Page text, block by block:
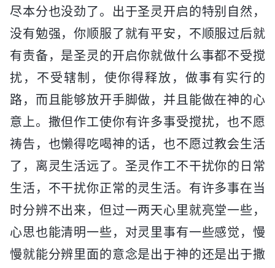
尽本分也没劲了。出于圣灵开启的特别自然，
没有勉强，你顺服了就有平安，不顺服过后就
有责备，是圣灵的开启你就做什么事都不受搅
扰，不受辖制，使你得释放，做事有实行的
路，而且能够放开手脚做，并且能做在神的心
意上。撒但作工使你有许多事受搅扰，也不愿
祷告，也懒得吃喝神的话，也不愿过教会生活
了，离灵生活远了。圣灵作工不干扰你的日常
生活，不干扰你正常的灵生活。有许多事在当
时分辨不出来，但过一两天心里就亮堂一些，
心思也能清明一些，对灵里事有一些感觉，慢
慢就能分辨里面的意念是出于神的还是出于撒